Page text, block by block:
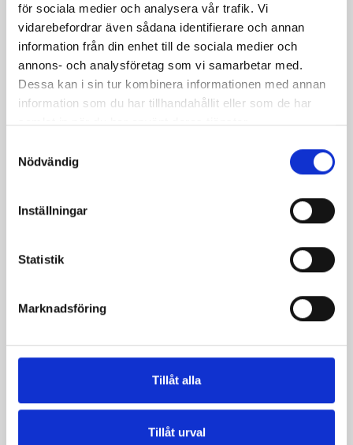
för sociala medier och analysera vår trafik. Vi
vidarebefordrar även sådana identifierare och annan
information från din enhet till de sociala medier och
annons- och analysföretag som vi samarbetar med.
Dessa kan i sin tur kombinera informationen med annan
information som du har tillhandahållit eller som de har
samlat in när du har använt deras tjänster.
Nödvändig
Inställningar
Statistik
Marknadsföring
Tillåt alla
Tillåt urval
C++ Smoothie Hallonsmoothie
Milkshake
Relaterade recept:
smoothies